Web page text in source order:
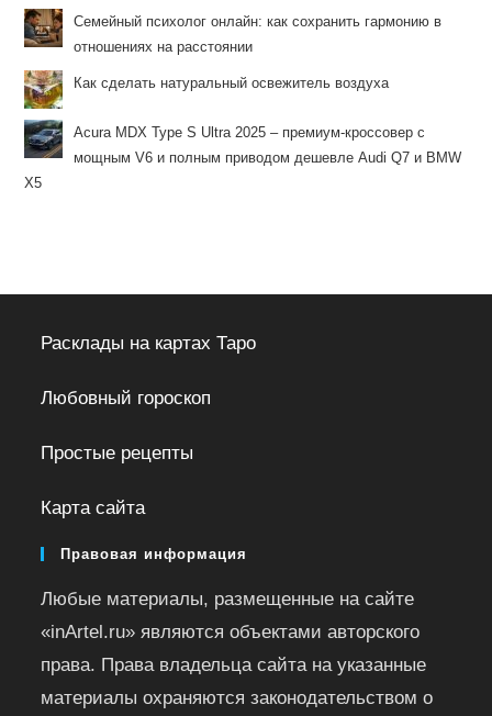
Семейный психолог онлайн: как сохранить гармонию в
отношениях на расстоянии
Как сделать натуральный освежитель воздуха
Acura MDX Type S Ultra 2025 – премиум-кроссовер с
мощным V6 и полным приводом дешевле Audi Q7 и BMW
X5
Расклады на картах Таро
Любовный гороскоп
Простые рецепты
Карта сайта
Правовая информация
Любые материалы, размещенные на сайте
«inArtel.ru» являются объектами авторского
права. Права владельца сайта на указанные
материалы охраняются законодательством о